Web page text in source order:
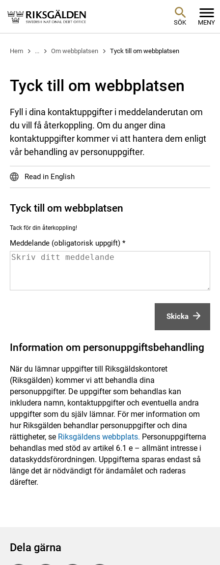
SÖK MENY
Hem ... Om webbplatsen Tyck till om webbplatsen
Tyck till om webbplatsen
Fyll i dina kontaktuppgifter i meddelanderutan om
du vill få återkoppling. Om du anger dina
kontaktuppgifter kommer vi att hantera dem enligt
vår behandling av personuppgifter.
Read in English
Tyck till om webbplatsen
Tack för din återkoppling!
Meddelande (obligatorisk uppgift)
Skicka
Information om personuppgiftsbehandling
När du lämnar uppgifter till Riksgäldskontoret
(Riksgälden) kommer vi att behandla dina
personuppgifter. De uppgifter som behandlas kan
inkludera namn, kontaktuppgifter och eventuella andra
uppgifter som du själv lämnar. För mer information om
hur Riksgälden behandlar personuppgifter och dina
rättigheter, se Riksgäldens webbplats. Personuppgifterna
behandlas med stöd av artikel 6.1 e – allmänt intresse i
dataskyddsförordningen. Uppgifterna sparas endast så
länge det är nödvändigt för ändamålet och raderas
därefter.
Dela gärna